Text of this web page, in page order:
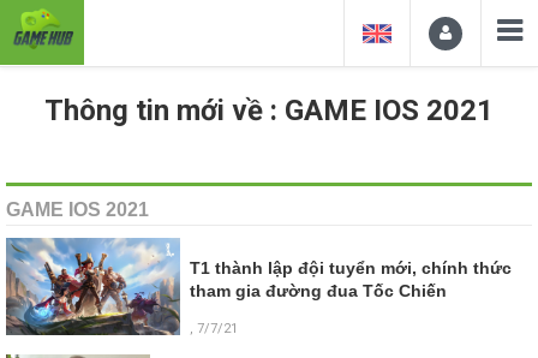
Thông tin mới về : GAME IOS 2021
GAME IOS 2021
T1 thành lập đội tuyển mới, chính thức
tham gia đường đua Tốc Chiến
, 7/7/21